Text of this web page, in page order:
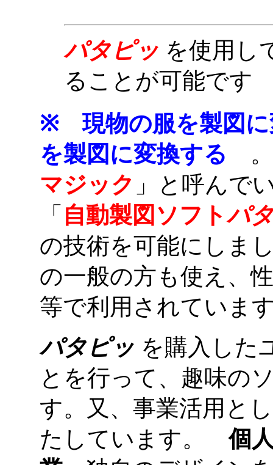
パタピッ を使用し
ることが可能です
※
現物の服を製図
を製図に変換する
マジック 」と呼んで
「 自動製図ソフトパ
の技術を可能にしま
の一般の方も使え、
等で利用されていま
パタピッ を購入した
とを行って、趣味の
す。又、事業活用と
たしています。個